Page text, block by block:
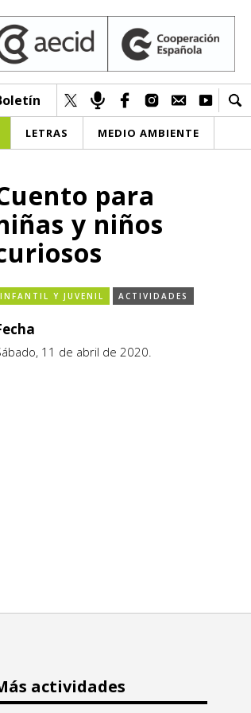
LETRAS MEDIO AMBIENTE
para
y niños
INFANTIL Y JUVENIL ACTIVIDADES
11 de abril de 2020.
actividades